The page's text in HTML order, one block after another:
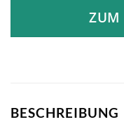
ZUM
BESCHREIBUNG